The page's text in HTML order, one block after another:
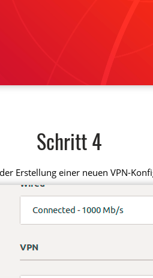
Schritt 4
Erstellung einer neuen VPN-